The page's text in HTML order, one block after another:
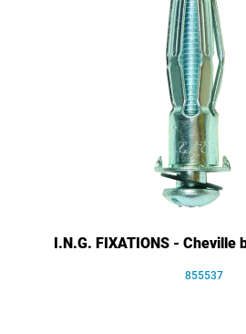
I.N.G. FIXATIONS - Cheville
855537